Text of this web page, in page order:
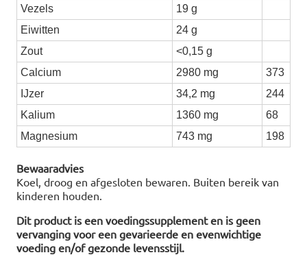
Vezels
19 g
Eiwitten
24 g
Zout
<0,15 g
Calcium
2980 mg
373
IJzer
34,2 mg
244
Kalium
1360 mg
68
Magnesium
743 mg 198
Bewaaradvies
Koel, droog en afgesloten bewaren. Buiten bereik van
kinderen houden.
Dit product is een voedingssupplement en is geen
vervanging voor een gevarieerde en evenwichtige
voeding en/of gezonde levensstijl.